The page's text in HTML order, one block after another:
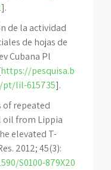
].
de la actividad
de hojas de
Cubana Pl
https://pesquisa.b
lil-615735].
of repeated
from Lippia
elevated T-
2012; 45(3):
S0100-879X20